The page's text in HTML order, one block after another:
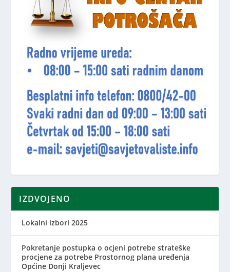
IZDVOJENO
Lokalni izbori 2025
Pokretanje postupka o ocjeni potrebe strateške
procjene za potrebe Prostornog plana uređenja
Općine Donji Kraljevec